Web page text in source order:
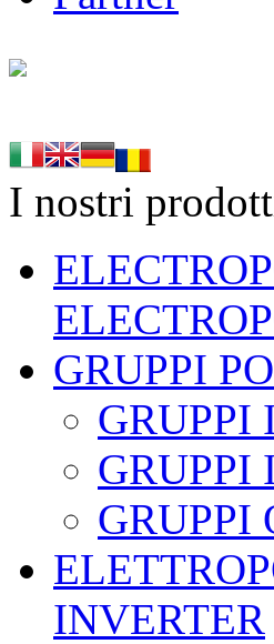
I nostri
GRUPPI
GRUPPI
GRUPPI
GRUPPI
INVERTER